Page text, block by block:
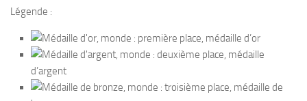
Légende :
: première place, médaille d’or
: deuxième place, médaille
d’argent
: troisième place, médaille de